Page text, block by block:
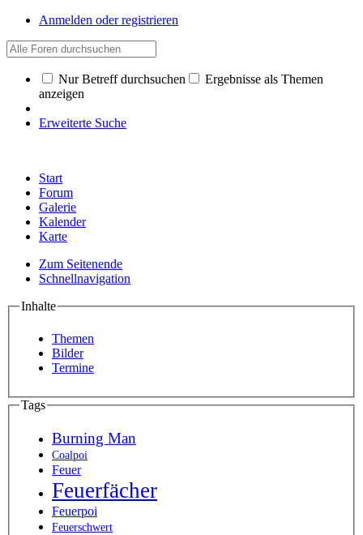
Anmelden oder registrieren
Nur Betreff durchsuchen
Ergebnisse als Themen
anzeigen
Erweiterte Suche
Start
Forum
Galerie
Kalender
Karte
Zum Seitenende
Schnellnavigation
Inhalte
Themen
Bilder
Termine
Tags
Burning Man
Coalpoi
Feuer
Feuerfächer
Feuerpoi
Feuerschwert